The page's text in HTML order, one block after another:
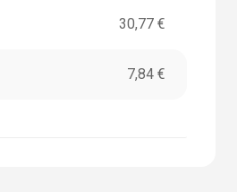
30,77 €
7,84 €